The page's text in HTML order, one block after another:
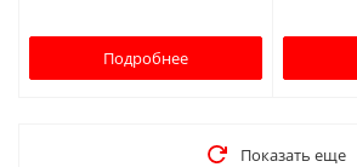
Подробнее
Показать еще